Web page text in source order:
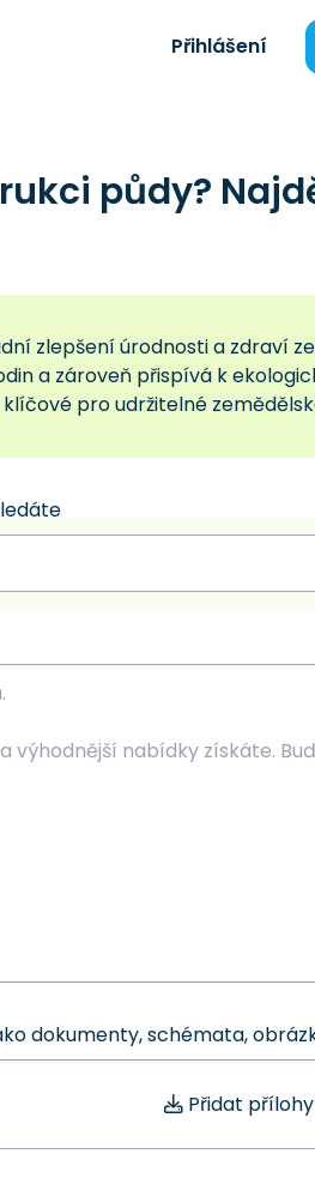
Přihlášení
půdy?
zlepšení úrodnosti a zdraví
a zároveň přispívá k
pro udržitelné
dokumenty, schémata,
Přidat přílohy